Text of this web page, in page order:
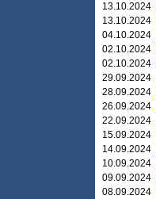
13.10.2024
13.10.2024
04.10.2024
02.10.2024
02.10.2024
29.09.2024
28.09.2024
26.09.2024
22.09.2024
15.09.2024
14.09.2024
10.09.2024
09.09.2024
08.09.2024